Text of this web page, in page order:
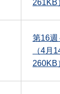
261KB
第16週
（4月
260KB